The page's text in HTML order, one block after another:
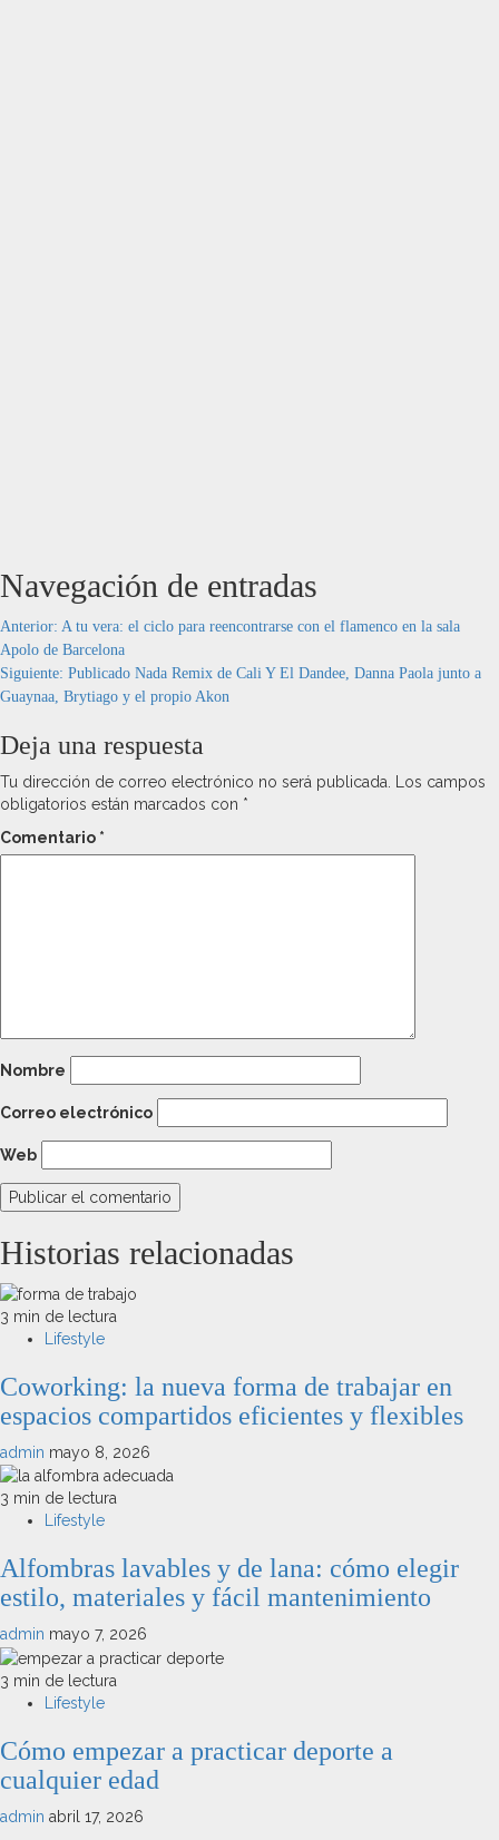
Navegación de entradas
Anterior: A tu vera: el ciclo para reencontrarse con el flamenco en la sala
Apolo de Barcelona
Siguiente: Publicado Nada Remix de Cali Y El Dandee, Danna Paola junto a
Guaynaa, Brytiago y el propio Akon
Deja una respuesta
Tu dirección de correo electrónico no será publicada.
Los campos
obligatorios están marcados con *
Comentario *
Nombre
Correo electrónico
Web
Historias relacionadas
3 min de lectura
Lifestyle
Coworking: la nueva forma de trabajar en
espacios compartidos eficientes y flexibles
admin mayo 8, 2026
3 min de lectura
Lifestyle
Alfombras lavables y de lana: cómo elegir
estilo, materiales y fácil mantenimiento
admin mayo 7, 2026
3 min de lectura
Lifestyle
Cómo empezar a practicar deporte a
cualquier edad
admin abril 17, 2026